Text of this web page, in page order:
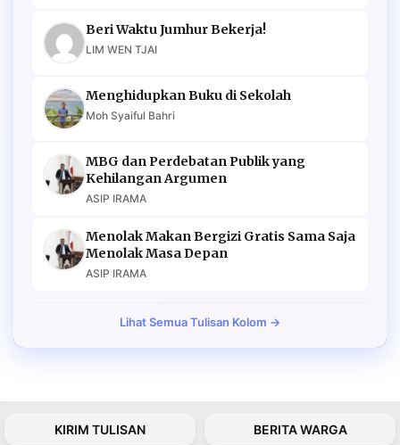
Beri Waktu Jumhur Bekerja!
LIM WEN TJAI
Menghidupkan Buku di Sekolah
Moh Syaiful Bahri
MBG dan Perdebatan Publik yang
Kehilangan Argumen
ASIP IRAMA
Menolak Makan Bergizi Gratis Sama Saja
Menolak Masa Depan
ASIP IRAMA
Lihat Semua Tulisan Kolom →
KIRIM TULISAN BERITA WARGA